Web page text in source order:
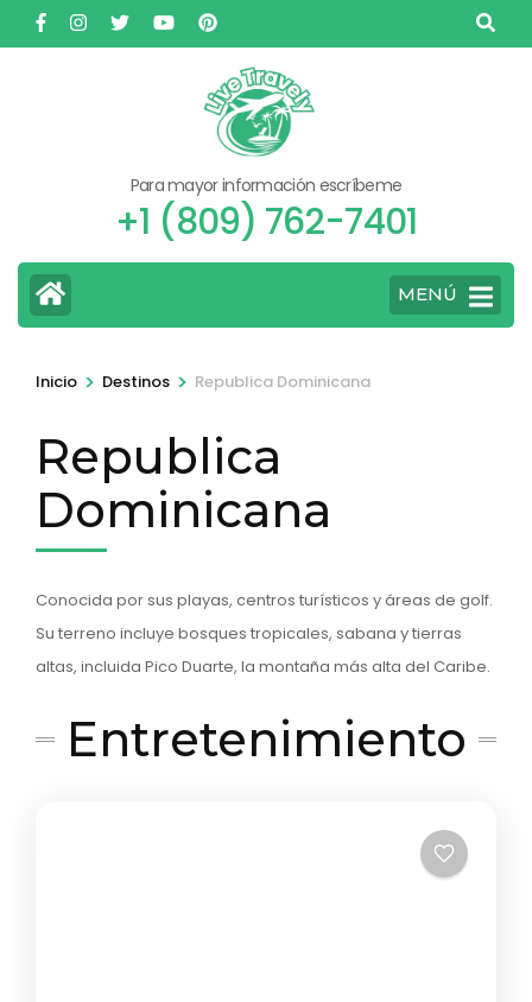
Saltar
al
Para mayor información escríbeme
+1 (809) 762-7401
MENÚ
Inicio > Destinos > Republica Dominicana
Republica
Dominicana
Conocida por sus playas, centros turísticos y áreas de golf.
Su terreno incluye bosques tropicales, sabana y tierras
altas, incluida Pico Duarte, la montaña más alta del Caribe.
Entretenimiento